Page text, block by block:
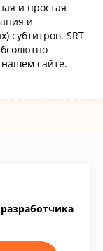
и простая
и
субтитров. SRT
нашем сайте.